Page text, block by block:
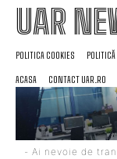
UAR
POLITICA COOKIES
ACASA CONTACT UAR.RO
- Ai nevoie de